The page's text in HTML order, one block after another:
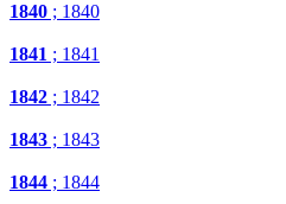
1840 ; 1840
1841 ; 1841
1842 ; 1842
1843 ; 1843
1844 ; 1844